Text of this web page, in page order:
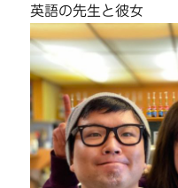
英語の先生と彼女